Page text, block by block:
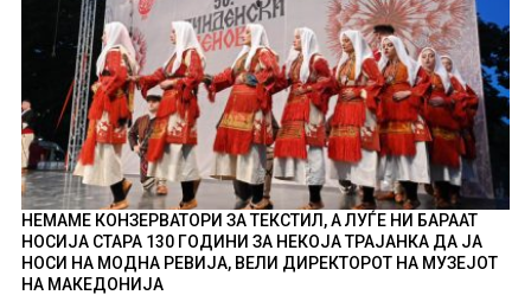
НЕМАМЕ КОНЗЕРВАТОРИ ЗА ТЕКСТИЛ, А ЛУЃЕ НИ БАРААТ
НОСИЈА СТАРА 130 ГОДИНИ ЗА НЕКОЈА ТРАЈАНКА ДА ЈА
НОСИ НА МОДНА РЕВИЈА, ВЕЛИ ДИРЕКТОРОТ НА МУЗЕЈОТ
НА МАКЕДОНИЈА